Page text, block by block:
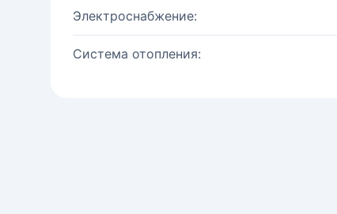
Электроснабжение:
Система отопления: